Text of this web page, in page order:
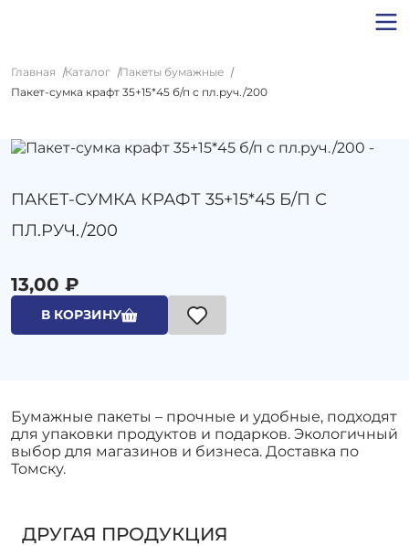
Главная Каталог
Пакеты бумажные
Пакет-сумка крафт 35+15*45 б/п с пл.руч./200
ПАКЕТ-СУМКА КРАФТ 35+15*45 Б/П С
ПЛ.РУЧ./200
13,00 ₽
В КОРЗИНУ
Бумажные пакеты – прочные и удобные, подходят
для упаковки продуктов и подарков. Экологичный
выбор для магазинов и бизнеса. Доставка по
Томску.
ДРУГАЯ ПРОДУКЦИЯ